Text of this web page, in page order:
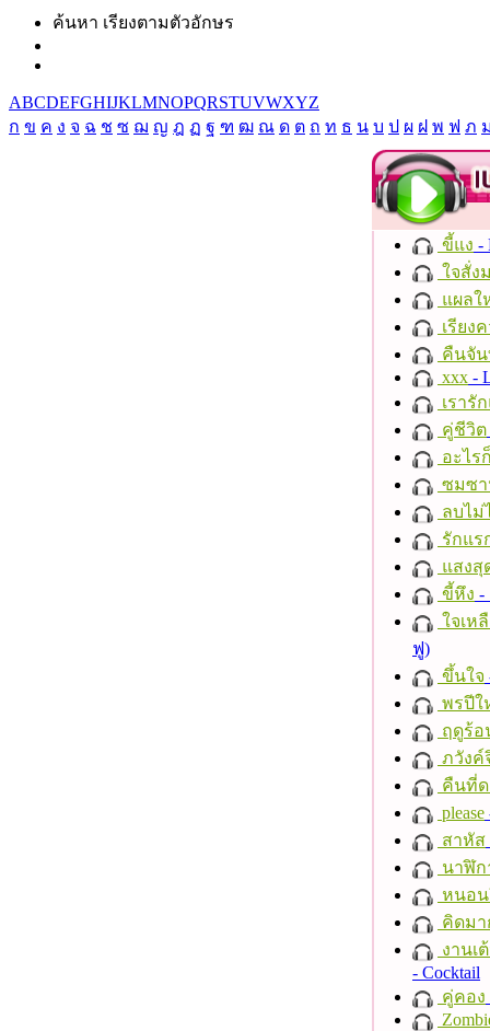
ค้นหา เรียงตามตัวอักษร
ABCDEFGHIJKLMNOPQRSTUVWXYZ
ก ข ค ง จ ฉ ช ซ ฌ ญ ฎ ฏ ฐ ฑ ฒ ณ ด ต ถ ท ธ น บ ป ผ ฝ พ ฟ ภ
ขี้แง -
ใจสั่ง
แผลใ
เรียง
คืนจั
xxx -
เรารั
คู่ชีวิต
อะไร
ซมซ
ลบไม่
รักแร
แสงสุ
ขี้หึง -
ใจเห
ฟู)
ขึ้นใจ
พรปีใ
ฤดูร้อ
ภวังค์
คืนที่ด
please
สาหัส
นาฬิก
หนอน
คิดมา
งานเ
- Cocktail
คู่คอง